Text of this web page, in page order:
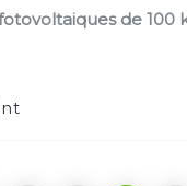
de 100